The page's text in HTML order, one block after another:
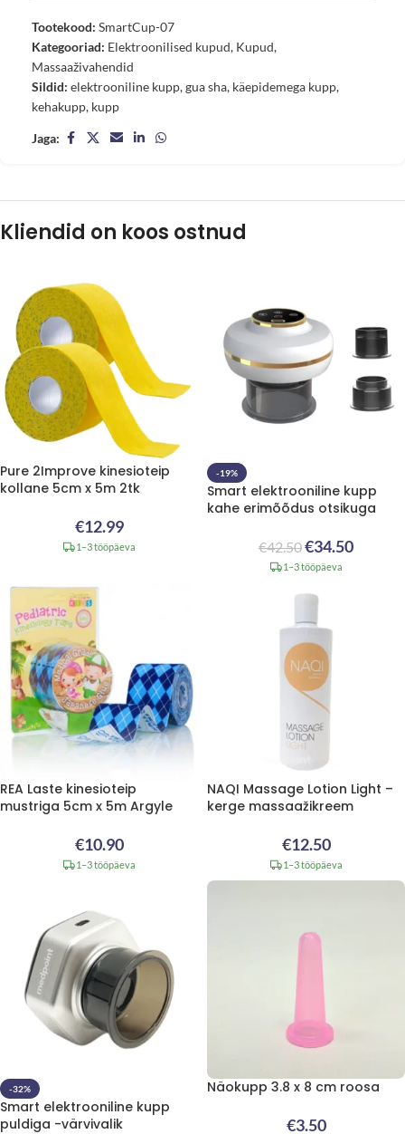
Tootekood: SmartCup-07
Kategooriad: Elektroonilised kupud, Kupud,
Massaaživahendid
Sildid: elektrooniline kupp,gua sha, käepidemega kupp,
kehakupp, kupp
Jaga:
Kliendid on koos ostnud
Pure 2Improve kinesioteip
kollane 5cm x 5m 2tk
€12.99
1–3 tööpäeva
-19%
Smart elektrooniline kupp
kahe erimõõdus otsikuga
€42.50€34.50
1–3 tööpäeva
REA Laste kinesioteip
mustriga 5cm x 5m Argyle
€10.90
1–3 tööpäeva
NAQI Massage Lotion Light –
kerge massaažikreem
€12.50
1–3 tööpäeva
-32%
Smart elektrooniline kupp
puldiga -värvivalik
Näokupp 3.8 x 8 cm roosa
€3.50